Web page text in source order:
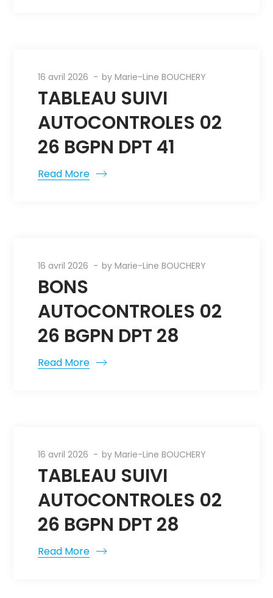
16 avril 2026 byMarie-Line BOUCHERY
TABLEAU SUIVI
AUTOCONTROLES 02
26 BGPN DPT 41
Read More
16 avril 2026 byMarie-Line BOUCHERY
BONS
AUTOCONTROLES 02
26 BGPN DPT 28
Read More
16 avril 2026 byMarie-Line BOUCHERY
TABLEAU SUIVI
AUTOCONTROLES 02
26 BGPN DPT 28
Read More